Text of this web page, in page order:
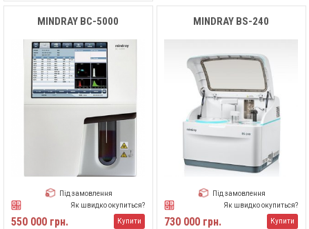
MINDRAY BC-5000
Під замовлення
Як швидко окупиться?
550 000 грн. Купити
MINDRAY BS-240
Під замовлення
Як швидко окупиться?
730 000 грн. Купити